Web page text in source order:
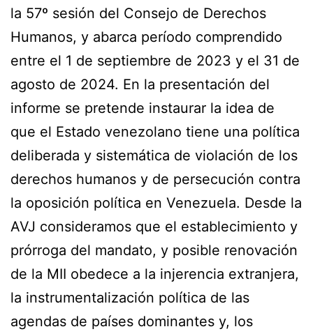
la 57º sesión del Consejo de Derechos
Humanos, y abarca período comprendido
entre el 1 de septiembre de 2023 y el 31 de
agosto de 2024. En la presentación del
informe se pretende instaurar la idea de
que el Estado venezolano tiene una política
deliberada y sistemática de violación de los
derechos humanos y de persecución contra
la oposición política en Venezuela. Desde la
AVJ consideramos que el establecimiento y
prórroga del mandato, y posible renovación
de la MII obedece a la injerencia extranjera,
la instrumentalización política de las
agendas de países dominantes y, los